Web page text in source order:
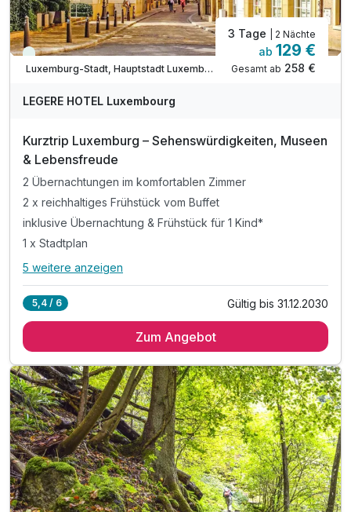
Immer verfügbar
Luxemburg-Stadt, Hauptstadt Luxemburg
3 Tage | 2 Nächte
ab 129 €
Gesamt ab 258 €
LEGERE HOTEL Luxembourg
Kurztrip Luxemburg – Sehenswürdigkeiten, Museen
& Lebensfreude
2 Übernachtungen im komfortablen Zimmer
2 x reichhaltiges Frühstück vom Buffet
inklusive Übernachtung & Frühstück für 1 Kind*
1 x Stadtplan
Alle Inklusivleistungen
2 x reichhaltiges Frühstück vom Buffet
1 x Stadtplan
inkl. Nutzung aller öffentlichen Verkehrsmittel
inkl. Voucher im Hotelshop
inkl. Nutzung des Sauna- und Fitnessbereichs
inkl. Außenparkplatz am Hotel nach Verfügbarkeit
inkl. WLAN Nutzung
5 weitere anzeigen
5,4 / 6 Gültig bis 31.12.2030
Zum Angebot